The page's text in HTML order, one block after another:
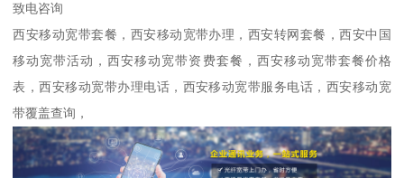
致电咨询
西安移动宽带套餐，西安移动宽带办理，西安转网套餐，西安中国
移动宽带活动，西安移动宽带资费套餐，西安移动宽带套餐价格
表，西安移动宽带办理电话，西安移动宽带服务电话，西安移动宽
带覆盖查询，